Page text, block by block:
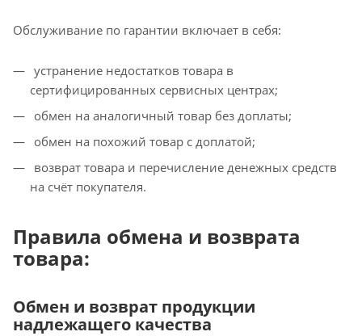
Обслуживание по гарантии включает в себя:
устранение недостатков товара в
сертифицированных сервисных центрах;
обмен на аналогичный товар без доплаты;
обмен на похожий товар с доплатой;
возврат товара и перечисление денежных средств
на счёт покупателя.
Правила обмена и возврата
товара:
Обмен и возврат продукции
надлежащего качества